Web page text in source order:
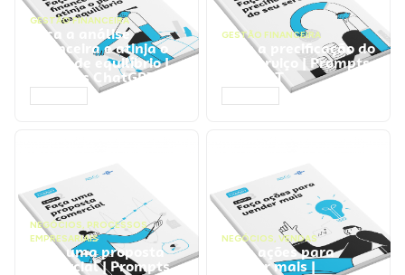
GESTÃO FINANCEIRA
Faça a análise
financeira e atinja o
ponto de equilíbrio |
Prompts ChatGPT
GESTÃO FINANCEIRA
Faça a precificação do
seu serviço | Prompts
ChatGPT
NEGÓCIOS, PROCESSOS
EMPRESARIAIS
Faça uma proposta
comercial | Prompts
NEGÓCIOS, VENDAS
Faça ações para
vender mais |